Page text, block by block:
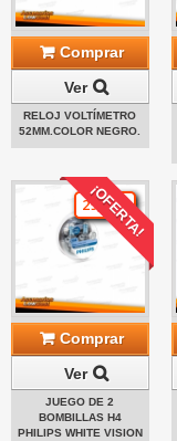
Comprar
Ver
RELOJ VOLTÍMETRO
52MM.COLOR NEGRO.
¡OFERTA!
29,00 €
Comprar
Ver
JUEGO DE 2
BOMBILLAS H4
PHILIPS WHITE VISION